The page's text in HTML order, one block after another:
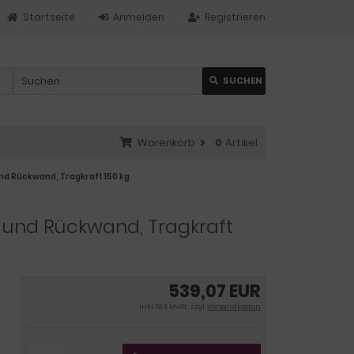
Registrieren
Anmelden
Startseite
SUCHEN
Warenkorb 0 Artikel
Rückwand, Tragkraft 150 kg
Rückwand, Tragkraft
539,07 EUR
inkl. 19 % MwSt. zzgl.Versandkosten